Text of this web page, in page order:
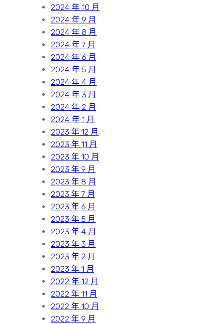
2024 年 10 月
2024 年 9 月
2024 年 8 月
2024 年 7 月
2024 年 6 月
2024 年 5 月
2024 年 4 月
2024 年 3 月
2024 年 2 月
2024 年 1 月
2023 年 12 月
2023 年 11 月
2023 年 10 月
2023 年 9 月
2023 年 8 月
2023 年 7 月
2023 年 6 月
2023 年 5 月
2023 年 4 月
2023 年 3 月
2023 年 2 月
2023 年 1 月
2022 年 12 月
2022 年 11 月
2022 年 10 月
2022 年 9 月